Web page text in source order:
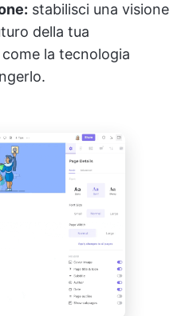
stabilisci una visione
della tua
la tecnologia